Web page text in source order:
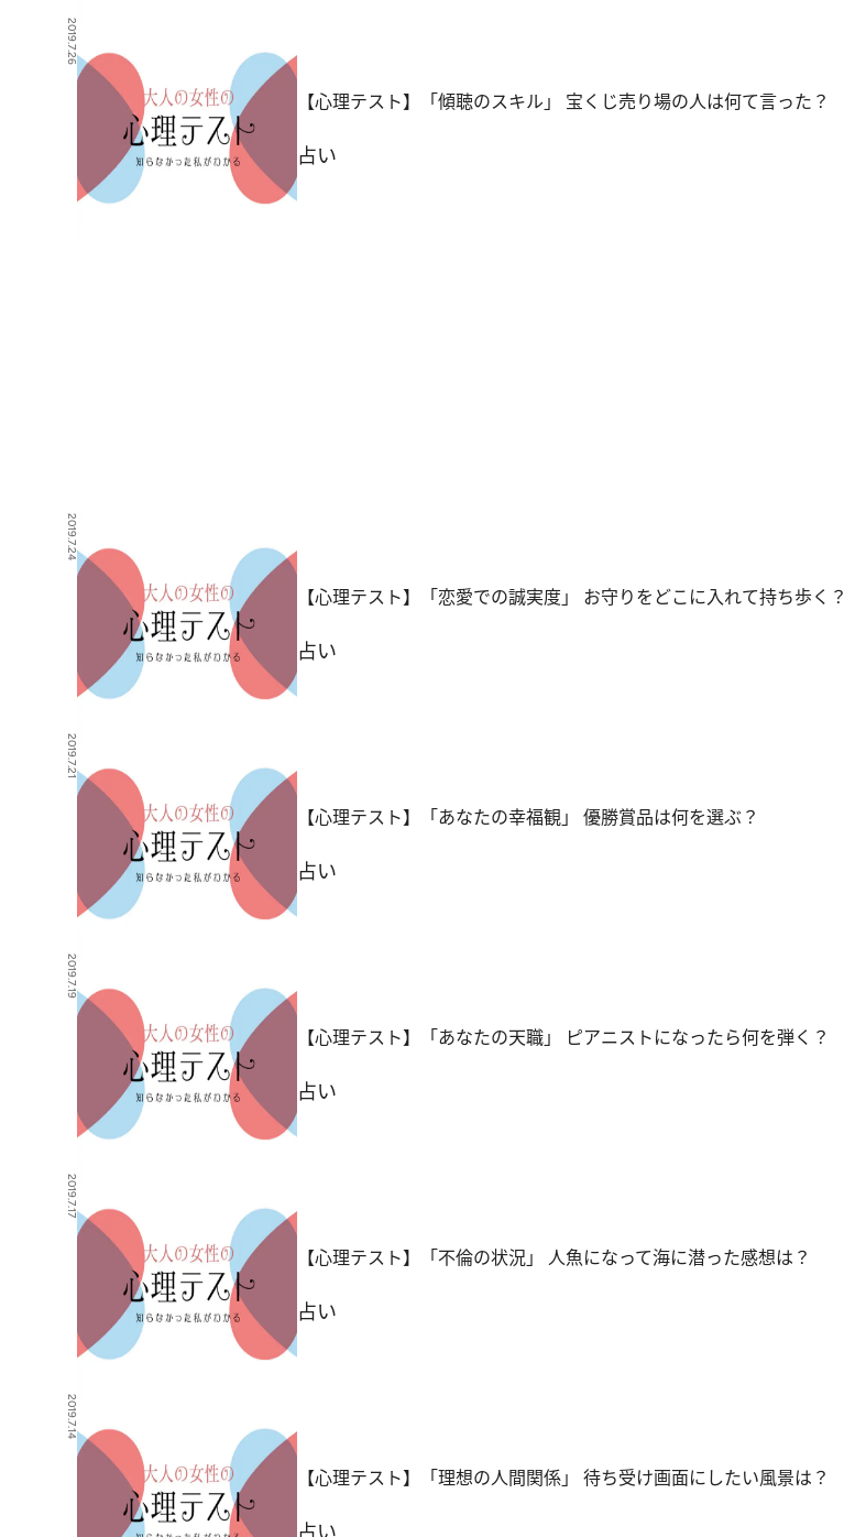
2019.7.26
【心理テスト】「傾聴のスキル」 宝くじ売り場の人は何て言った？
占い
2019.7.24
【心理テスト】「恋愛での誠実度」 お守りをどこに入れて持ち歩く？
占い
2019.7.21
【心理テスト】「あなたの幸福観」 優勝賞品は何を選ぶ？
占い
2019.7.19
【心理テスト】「あなたの天職」 ピアニストになったら何を弾く？
占い
2019.7.17
【心理テスト】「不倫の状況」 人魚になって海に潜った感想は？
占い
2019.7.14
【心理テスト】「理想の人間関係」 待ち受け画面にしたい風景は？
占い